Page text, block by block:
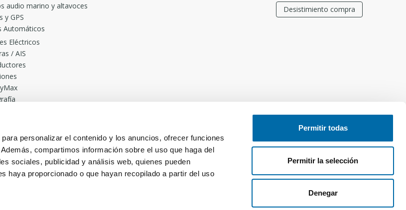
personalizar el contenido y los anuncios, ofrecer funciones
compartimos información sobre el uso que haga del
sociales, publicidad y análisis web, quienes pueden
haya proporcionado o que hayan recopilado a partir del uso
Permitir todas
Permitir la selección
Denegar
audio marino y altavoces
y GPS
Automáticos
Eléctricos
/ AIS
de pesca Rocket
Automáticos desde 2.230€. ONNautic
Desistimiento compra